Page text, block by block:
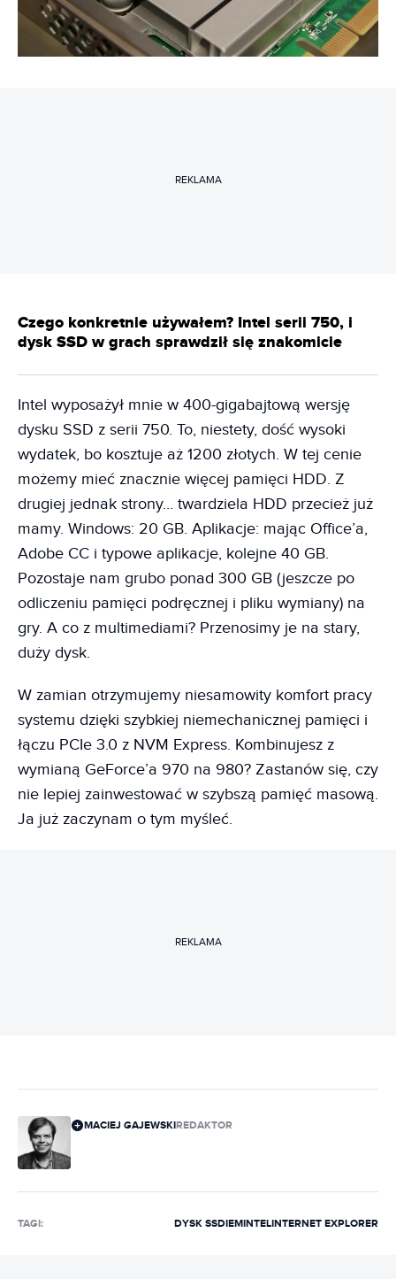
REKLAMA
Czego konkretnie używałem? Intel serii 750, i
dysk SSD w grach sprawdził się znakomicie
Intel wyposażył mnie w 400-gigabajtową wersję
dysku SSD z serii 750. To, niestety, dość wysoki
wydatek, bo kosztuje aż 1200 złotych. W tej cenie
możemy mieć znacznie więcej pamięci HDD. Z
drugiej jednak strony… twardziela HDD przecież już
mamy. Windows: 20 GB. Aplikacje: mając Office’a,
Adobe CC i typowe aplikacje, kolejne 40 GB.
Pozostaje nam grubo ponad 300 GB (jeszcze po
odliczeniu pamięci podręcznej i pliku wymiany) na
gry. A co z multimediami? Przenosimy je na stary,
duży dysk.
W zamian otrzymujemy niesamowity komfort pracy
systemu dzięki szybkiej niemechanicznej pamięci i
łączu PCIe 3.0 z NVM Express. Kombinujesz z
wymianą GeForce’a 970 na 980? Zastanów się, czy
nie lepiej zainwestować w szybszą pamięć masową.
Ja już zaczynam o tym myśleć.
REKLAMA
MACIEJ GAJEWSKIREDAKTOR
TAGI: DYSK SSDIEMINTELINTERNET EXPLORER